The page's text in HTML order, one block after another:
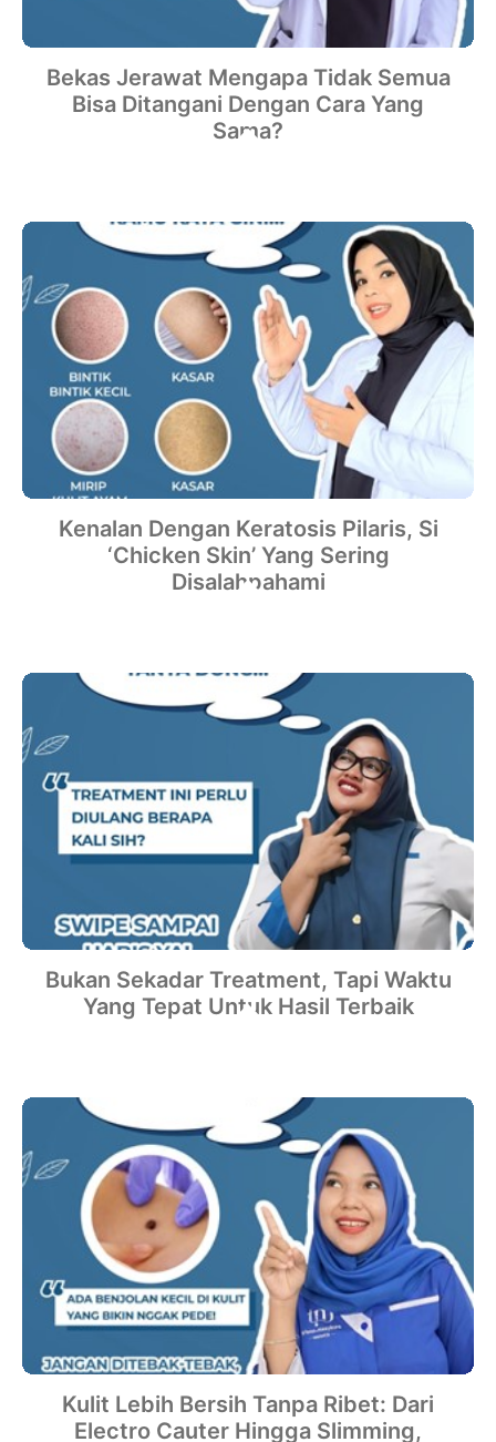
Bekas Jerawat Mengapa Tidak Semua
Bisa Ditangani Dengan Cara Yang
Sama?
Kenalan Dengan Keratosis Pilaris, Si
‘Chicken Skin’ Yang Sering
Disalahpahami
Bukan Sekadar Treatment, Tapi Waktu
Yang Tepat Untuk Hasil Terbaik
Kulit Lebih Bersih Tanpa Ribet: Dari
Electro Cauter Hingga Slimming,